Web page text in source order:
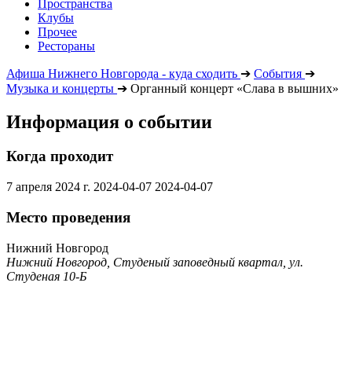
Пространства
Клубы
Прочее
Рестораны
Афиша Нижнего Новгорода - куда сходить ➔ События ➔
Музыка и концерты ➔ Органный концерт «Слава в вышних»
Информация о событии
Когда проходит
7 апреля 2024 г. 2024-04-07 2024-04-07
Место проведения
Нижний Новгород
Нижний Новгород, Студеный заповедный квартал, ул.
Студеная 10-Б